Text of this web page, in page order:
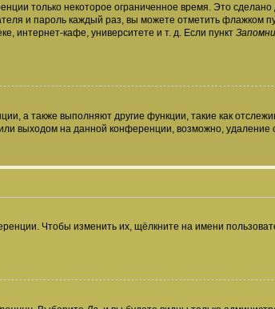
только некоторое ограниченное время. Это сделано
и пароль каждый раз, вы можете отметить флажком
интернет-кафе, университете и т. д. Если пункт
а также выполняют другие функции, такие как
выходом на данной конференции, возможно, удаление
Чтобы изменить их, щёлкните на имени